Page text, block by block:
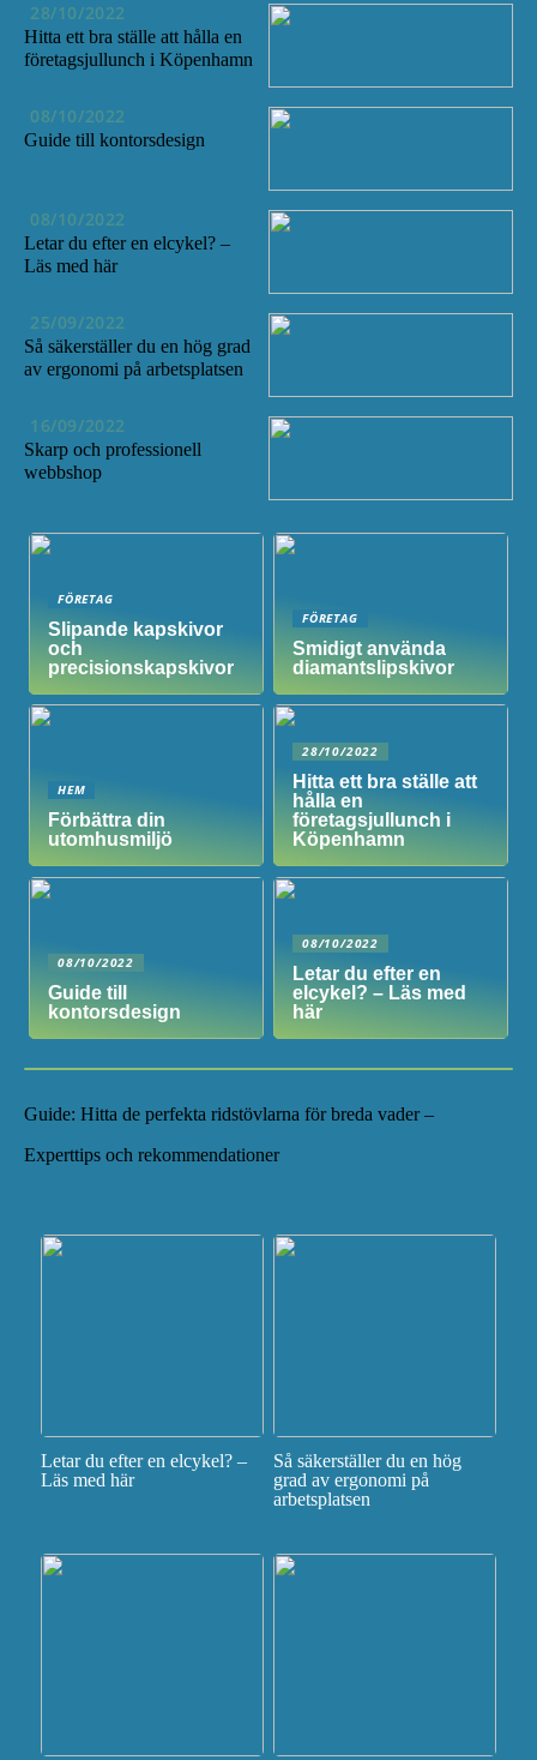
28/10/2022
Hitta ett bra ställe att hålla en
företagsjullunch i Köpenhamn
08/10/2022
Guide till kontorsdesign
08/10/2022
Letar du efter en elcykel? –
Läs med här
25/09/2022
Så säkerställer du en hög grad
av ergonomi på arbetsplatsen
16/09/2022
Skarp och professionell
webbshop
FÖRETAG
Slipande kapskivor
och
precisionskapskivor
FÖRETAG
Smidigt använda
diamantslipskivor
HEM
Förbättra din
utomhusmiljö
28/10/2022
Hitta ett bra ställe att
hålla en
företagsjullunch i
Köpenhamn
08/10/2022
Guide till
kontorsdesign
08/10/2022
Letar du efter en
elcykel? – Läs med
här
Guide: Hitta de perfekta ridstövlarna för breda vader –
Experttips och rekommendationer
Letar du efter en elcykel? –
Läs med här
Så säkerställer du en hög
grad av ergonomi på
arbetsplatsen